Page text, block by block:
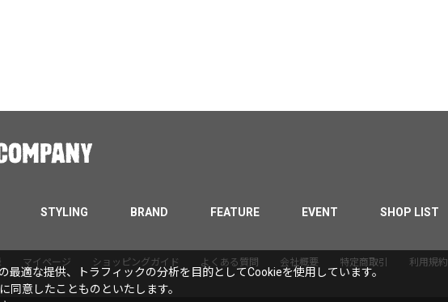
STYLING BRAND FEATURE EVENT SHOP LIST
マイページ ショッピングガイド よくある質問 会社概要 特定商取引 利用規約
適な提供、トラフィックの分析を目的としてCookieを使用しています。
同意したことものといたします。